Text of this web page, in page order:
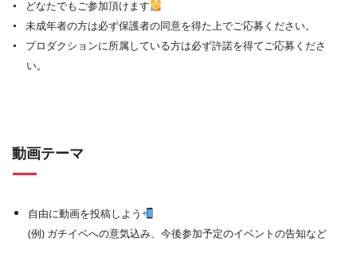
どなたでもご参加頂けます
未成年者の方は必ず保護者の同意を得た上でご応募ください。
プロダクションに所属している方は必ず許諾を得てご応募くださ
い。
動画テーマ
自由に動画を投稿しよう
(例) ガチイベへの意気込み、今後参加予定のイベントの告知など